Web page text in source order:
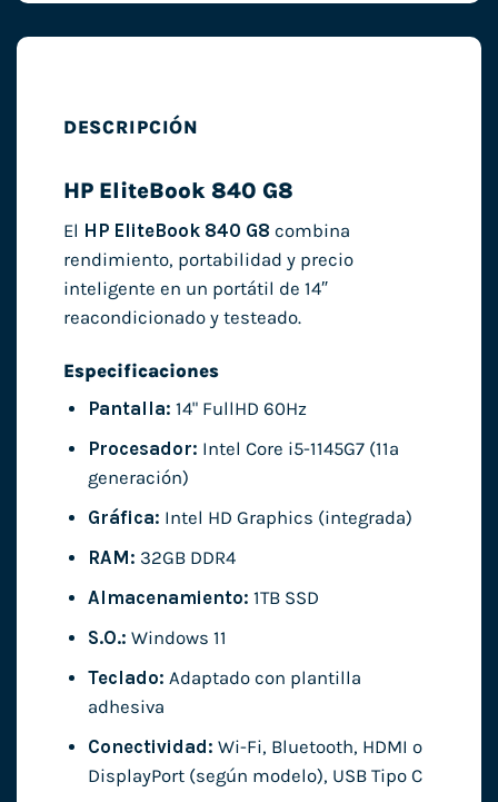
DESCRIPCIÓN
HP EliteBook 840 G8
El HP EliteBook 840 G8 combina
rendimiento, portabilidad y precio
inteligente en un portátil de 14″
reacondicionado y testeado.
Especificaciones
Pantalla: 14" FullHD 60Hz
Procesador: Intel Core i5-1145G7 (11ª
generación)
Gráfica: Intel HD Graphics (integrada)
RAM: 32GB DDR4
Almacenamiento: 1TB SSD
S.O.: Windows 11
Teclado: Adaptado con plantilla
adhesiva
Conectividad: Wi-Fi, Bluetooth, HDMI o
DisplayPort (según modelo), USB Tipo C